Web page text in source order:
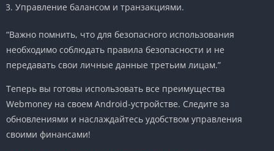
Управление балансом и транзакциями.
“Важно помнить, что для безопасного использования
необходимо соблюдать правила безопасности и не
передавать свои личные данные третьим лицам.”
Теперь вы готовы использовать все преимущества
Webmoney на своем Android-устройстве. Следите за
обновлениями и наслаждайтесь удобством управления
своими финансами!